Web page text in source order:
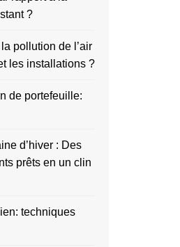
?
pollution de l’air
les installations ?
de portefeuille:
d’hiver : Des
prêts en un clin
techniques